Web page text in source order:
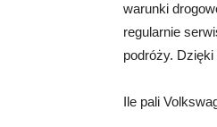
warunki
regularnie
podróży.
Ile pali